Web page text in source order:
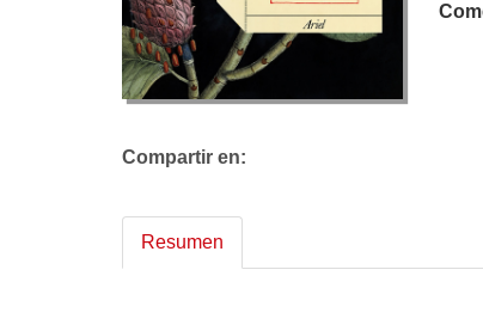
Compartir en:
Resumen